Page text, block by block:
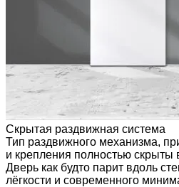
Скрытая раздвижная система
Тип раздвижного механизма,
и крепления полностью скрыты
Дверь как будто парит вдоль
лёгкости и современного